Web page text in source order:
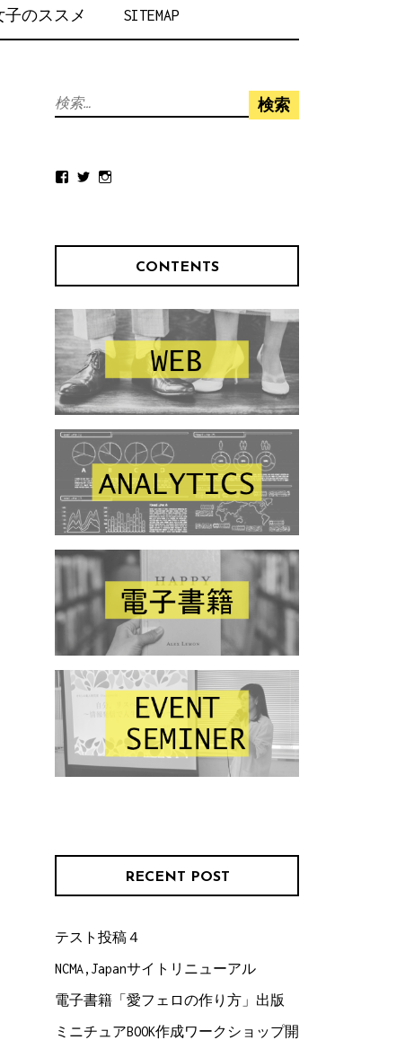
子のススメ SITEMAP
検
Facebook
Twitter
CONTENTS
RECENT POST
テスト投稿４
NCMA,Japanサイトリニューアル
電子書籍「愛フェロの作り方」出版
ミニチュアBOOK作成ワークショップ開